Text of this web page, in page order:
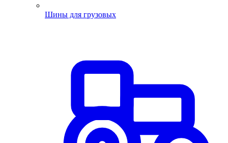
Шины для грузовых